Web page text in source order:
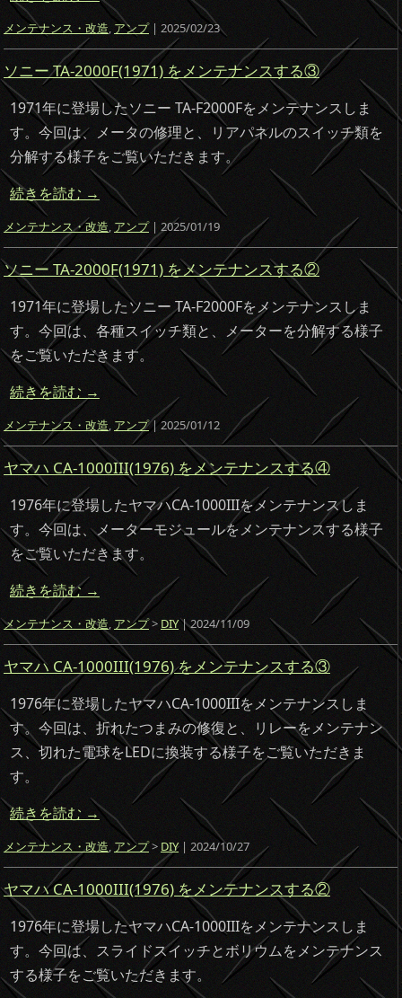
メンテナンス・改造, アンプ| 2025/02/23
ソニー TA-2000F(1971) をメンテナンスする③
1971年に登場したソニー TA-F2000Fをメンテナンスしま
す。今回は、メータの修理と、リアパネルのスイッチ類を
分解する様子をご覧いただきます。
続きを読む →
メンテナンス・改造, アンプ| 2025/01/19
ソニー TA-2000F(1971) をメンテナンスする②
1971年に登場したソニー TA-F2000Fをメンテナンスしま
す。今回は、各種スイッチ類と、メーターを分解する様子
をご覧いただきます。
続きを読む →
メンテナンス・改造, アンプ| 2025/01/12
ヤマハ CA-1000III(1976) をメンテナンスする④
1976年に登場したヤマハCA-1000IIIをメンテナンスしま
す。今回は、メーターモジュールをメンテナンスする様子
をご覧いただきます。
続きを読む→
メンテナンス・改造, アンプ> DIY| 2024/11/09
ヤマハ CA-1000III(1976) をメンテナンスする③
1976年に登場したヤマハCA-1000IIIをメンテナンスしま
す。今回は、折れたつまみの修復と、リレーをメンテナン
ス、切れた電球をLEDに換装する様子をご覧いただきま
す。
続きを読む →
メンテナンス・改造, アンプ> DIY| 2024/10/27
ヤマハ CA-1000III(1976) をメンテナンスする②
1976年に登場したヤマハCA-1000IIIをメンテナンスしま
す。今回は、スライドスイッチとボリウムをメンテナンス
する様子をご覧いただきます。